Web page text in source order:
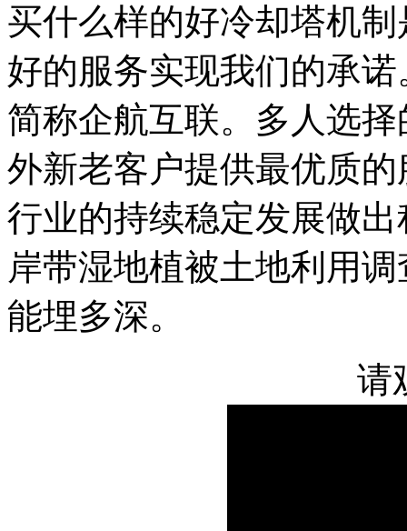
买什么样的好冷却塔机
好的服务实现我们的承
简称企航互联。多人选
外新老客户提供最优质
行业的持续稳定发展做
岸带湿地植被土地利用
能埋多深。
请